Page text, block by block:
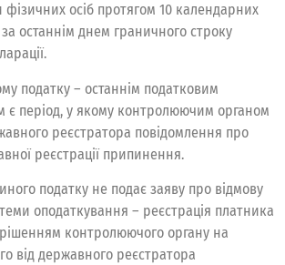
фізичних осіб протягом 10 календарних
останнім днем граничного строку
податку – останнім податковим
є період, у якому контролюючим органом
реєстратора повідомлення про
реєстрації припинення.
податку не подає заяву про відмову
оподаткування – реєстрація платника
контролюючого органу на
від державного реєстратора